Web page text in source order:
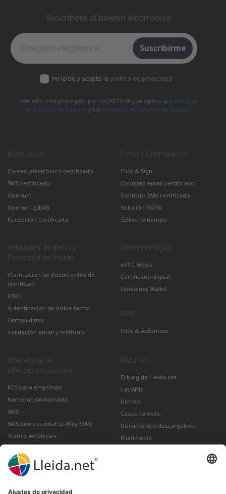
Suscríbete al boletín electrónico
Suscribirme
He leído y acepto la política de privacidad
Este sitio está protegido por reCAPTCHA y se aplica la política de
privacidad de Google y lostérminos de servicio de Google
Notificación
Correo electrónico certificado
SMS certificado
Openum
Openum eIDAS
Recepción certificada
Firma y Contratación
Click & Sign
Contrato email certificado
Contrato SMS certificado
Solución RGPD
Sellos de tiempo
Validación de datos y
Detección de fraude
Verificación de documentos de
identidad
USVC
Autenticación de doble factor
Certvalidator
Validación email y teléfono
Identidad digital
eKYC Video
Certificado digital
Lleida.net Wallet
BPM
Click & Automate
Operadora de
telecomunicaciones
RCS para empresas
Numeración nómada
SMS
SMS bidireccional (2-Way SMS)
Tráfico wholesale
Recursos
El blog de Lleida.net
Las APIs
Demos
Casos de éxito
Documentos descargables
Multimedia